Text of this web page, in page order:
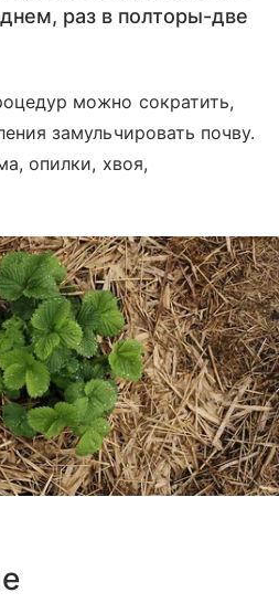
раз в полторы-две
можно сократить,
замульчировать почву.
опилки, хвоя,